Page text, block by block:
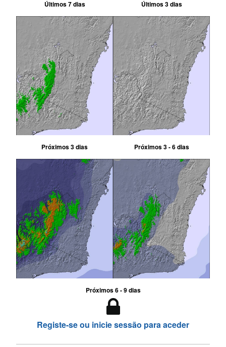
Últimos 7 dias Últimos 3 dias
Próximos 3 dias Próximos 3 - 6 dias
Próximos 6 - 9 dias
Registe-se ou inicie sessão para aceder